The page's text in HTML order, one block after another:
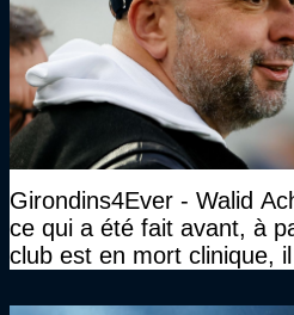
Girondins4Ever - Walid
ce qui a été fait avant, à
club est en mort clinique,